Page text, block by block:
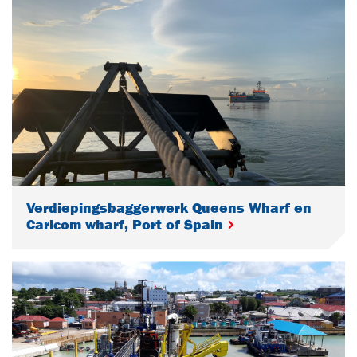
Verdiepingsbaggerwerk Queens Wharf en
Caricom wharf, Port of Spain